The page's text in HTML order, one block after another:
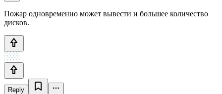
Пожар одновременно может вывести и большее количество
дисков.
Reply